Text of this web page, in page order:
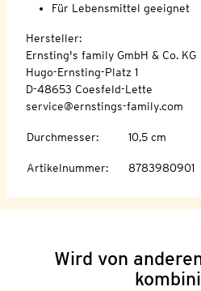
Für Lebensmittel geeignet
Hersteller:
Ernsting's family GmbH & Co. KG
Hugo-Ernsting-Platz 1
D-48653 Coesfeld-Lette
service@ernstings-family.com
Durchmesser: 10,5 cm
Artikelnummer: 8783980901
Wird von